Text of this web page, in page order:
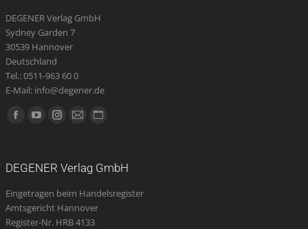
DEGENER Verlag GmbH
Sydney Garden 7
30539 Hannover
Deutschland
Tel.: 0511-963 60 0
E-Mail: info@degener.de
Finden Sie uns auf:
Facebook
new
window
YouTube
new
window
Instagram
new
window
E-
opens
in
new
Website
new
DEGENER Verlag GmbH
Eingetragen beim Handelsregister
Amtsgericht Hannover
Register-Nr. HRB 4133